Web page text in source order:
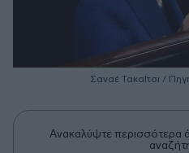
Σαναέ Τακαΐτσι /
Ανακαλύψτε περισσότερα